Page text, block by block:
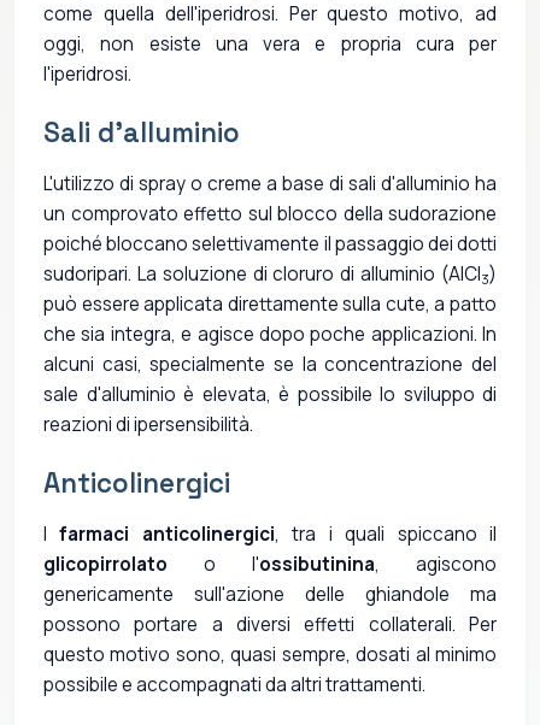
come quella dell'iperidrosi. Per questo motivo, ad
oggi, non esiste una vera e propria cura per
l'iperidrosi.
Sali d'alluminio
L'utilizzo di spray o creme a base di sali d'alluminio ha
un comprovato effetto sul blocco della sudorazione
poiché bloccano selettivamente il passaggio dei dotti
sudoripari. La soluzione di cloruro di alluminio (AlCl3)
può essere applicata direttamente sulla cute, a patto
che sia integra, e agisce dopo poche applicazioni. In
alcuni casi, specialmente se la concentrazione del
sale d'alluminio è elevata, è possibile lo sviluppo di
reazioni di ipersensibilità.
Anticolinergici
Ifarmaci anticolinergici, tra i quali spiccano il
glicopirrolato o l'ossibutinina, agiscono
genericamente sull'azione delle ghiandole ma
possono portare a diversi effetti collaterali. Per
questo motivo sono, quasi sempre, dosati al minimo
possibile e accompagnati da altri trattamenti.